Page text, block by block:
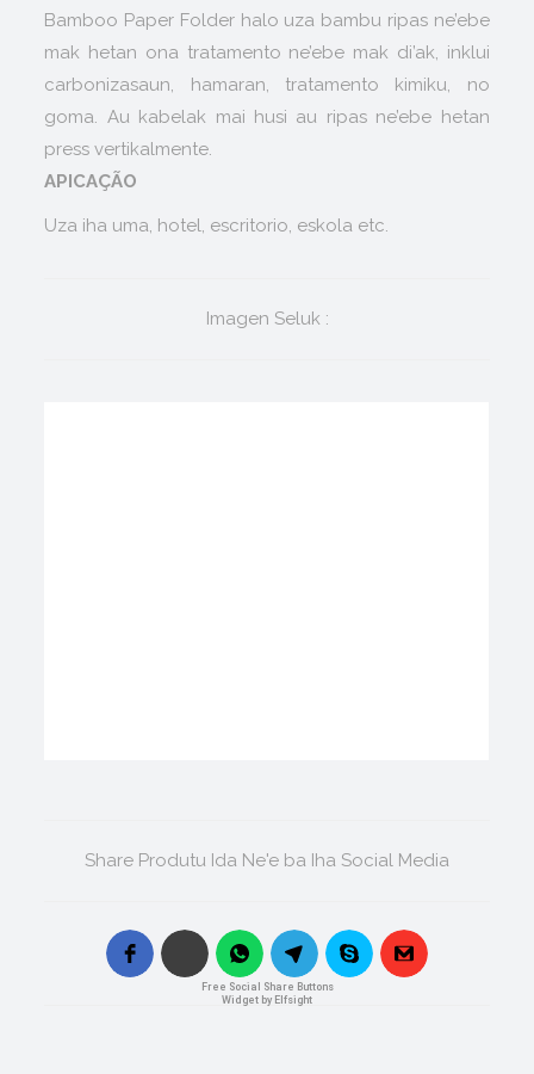
Bamboo Paper Folder halo uza bambu ripas ne’ebe
mak hetan ona tratamento ne’ebe mak di’ak, inklui
carbonizasaun, hamaran, tratamento kimiku, no
goma. Au kabelak mai husi au ripas ne’ebe hetan
press vertikalmente.
APICAÇÃO
Uza iha uma, hotel, escritorio, eskola etc.
Imagen Seluk :
Share Produtu Ida Ne'e ba Iha Social Media
Free Social Share Buttons
Widget by Elfsight